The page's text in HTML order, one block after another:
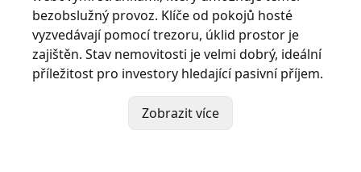
bezobslužný provoz. Klíče od pokojů hosté
vyzvedávají pomocí trezoru, úklid prostor je
zajištěn. Stav nemovitosti je velmi dobrý, ideální
příležitost pro investory hledající pasivní příjem.
Zobrazit více